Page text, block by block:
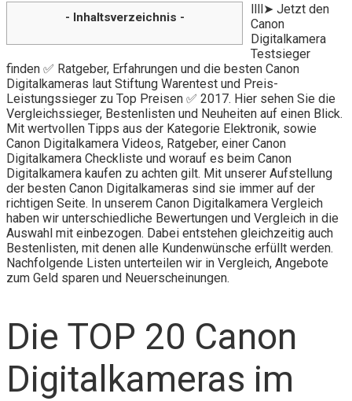
- Inhaltsverzeichnis -
llll➤ Jetzt den
Canon
Digitalkamera
Testsieger
finden ✅ Ratgeber, Erfahrungen und die besten Canon
Digitalkameras laut Stiftung Warentest und Preis-
Leistungssieger zu Top Preisen ✅ 2017. Hier sehen Sie die
Vergleichssieger, Bestenlisten und Neuheiten auf einen Blick.
Mit wertvollen Tipps aus der Kategorie Elektronik, sowie
Canon Digitalkamera Videos, Ratgeber, einer Canon
Digitalkamera Checkliste und worauf es beim Canon
Digitalkamera kaufen zu achten gilt. Mit unserer Aufstellung
der besten Canon Digitalkameras sind sie immer auf der
richtigen Seite. In unserem Canon Digitalkamera Vergleich
haben wir unterschiedliche Bewertungen und Vergleich in die
Auswahl mit einbezogen. Dabei entstehen gleichzeitig auch
Bestenlisten, mit denen alle Kundenwünsche erfüllt werden.
Nachfolgende Listen unterteilen wir in Vergleich, Angebote
zum Geld sparen und Neuerscheinungen.
Die TOP 20 Canon
Digitalkameras im